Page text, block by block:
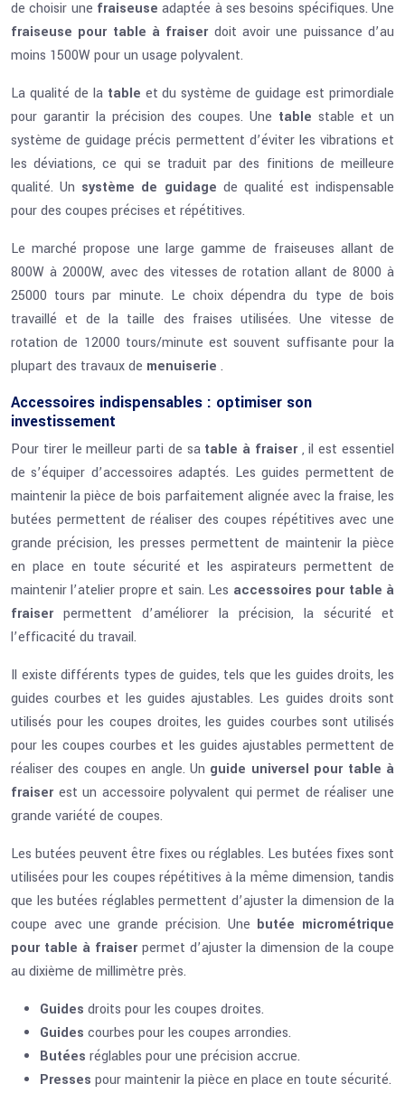
de choisir une fraiseuseadaptée à ses besoins spécifiques. Une
fraiseuse pour table à fraiser doit avoir une puissance d’au
moins 1500W pour un usage polyvalent.
La qualité de la table et du système de guidage est primordiale
pour garantir la précision des coupes. Une table stable et un
système de guidage précis permettent d’éviter les vibrations et
les déviations, ce qui se traduit par des finitions de meilleure
qualité. Un système de guidage de qualité est indispensable
pour des coupes précises et répétitives.
Le marché propose une large gamme de fraiseuses allant de
800W à 2000W, avec des vitesses de rotation allant de 8000 à
25000 tours par minute. Le choix dépendra du type de bois
travaillé et de la taille des fraises utilisées. Une vitesse de
rotation de 12000 tours/minute est souvent suffisante pour la
plupart des travaux de menuiserie .
Accessoires indispensables : optimiser son
investissement
Pour tirer le meilleur parti de sa table à fraiser, il est essentiel
de s’équiper d’accessoires adaptés. Les guides permettent de
maintenir la pièce de bois parfaitement alignée avec la fraise, les
butées permettent de réaliser des coupes répétitives avec une
grande précision, les presses permettent de maintenir la pièce
en place en toute sécurité et les aspirateurs permettent de
maintenir l’atelier propre et sain. Les accessoires pour table à
fraiser permettent d’améliorer la précision, la sécurité et
l’efficacité du travail.
Il existe différents types de guides, tels que les guides droits, les
guides courbes et les guides ajustables. Les guides droits sont
utilisés pour les coupes droites, les guides courbes sont utilisés
pour les coupes courbes et les guides ajustables permettent de
réaliser des coupes en angle. Un guide universel pour table à
fraiser est un accessoire polyvalent qui permet de réaliser une
grande variété de coupes.
Les butées peuvent être fixes ou réglables. Les butées fixes sont
utilisées pour les coupes répétitives à la même dimension, tandis
que les butées réglables permettent d’ajuster la dimension de la
coupe avec une grande précision. Une butée micrométrique
pour table à fraiserpermet d’ajuster la dimension de la coupe
au dixième de millimètre près.
Guides droits pour les coupes droites.
Guides courbes pour les coupes arrondies.
Butées réglables pour une précision accrue.
Presses pour maintenir la pièce en place en toute sécurité.